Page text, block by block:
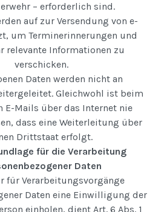
– erforderlich sind.
auf zur Versendung von e-
um Terminerinnerungen und
relevante Informationen zu
verschicken.
Daten werden nicht an
Gleichwohl ist beim
E-Mails über das Internet nie
dass eine Weiterleitung über
Drittstaat erfolgt.
für die Verarbeitung
Daten
für Verarbeitungsvorgänge
Daten eine Einwilligung der
einholen, dient Art. 6 Abs. 1